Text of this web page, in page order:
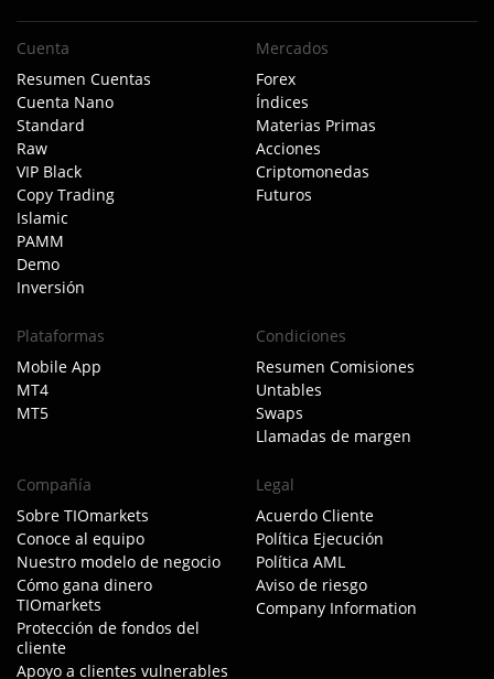
Cuenta
Resumen Cuentas
Cuenta Nano
Standard
Raw
VIP Black
Copy Trading
Islamic
PAMM
Demo
Inversión
Mercados
Forex
Índices
Materias Primas
Acciones
Criptomonedas
Futuros
Plataformas
Mobile App
MT4
MT5
Condiciones
Resumen Comisiones
Untables
Swaps
Llamadas de margen
Compañía
Sobre TIOmarkets
Conoce al equipo
Nuestro modelo de negocio
Cómo gana dinero
TIOmarkets
Protección de fondos del
cliente
Apoyo a clientes vulnerables
Legal
Acuerdo Cliente
Política Ejecución
Política AML
Aviso de riesgo
Company Information